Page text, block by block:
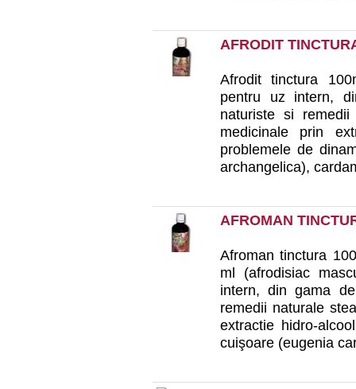
AFRODIT
Afrodit tinctura
pentru uz intern,
naturiste si
medicinale prin
problemele de
archangelica),
AFROMAN
Afroman tinctura
ml (afrodisiac
intern, din gama
remedii naturale
extractie hidro-
cuişoare (eugenia